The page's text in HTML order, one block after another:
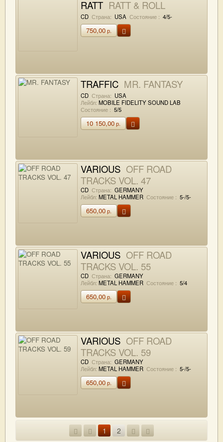
RATT RATT & ROLL
CD Страна: USA Состояние : 4/5-
750,00р.
TRAFFIC MR. FANTASY
CD Страна: USA
Лейбл: MOBILE FIDELITY SOUND LAB
Состояние : 5/5
10 150,00р.
VARIOUS OFF ROAD
TRACKS VOL. 47
CD Страна: GERMANY
Лейбл: METAL HAMMER Состояние : 5-/5-
650,00р.
VARIOUS OFF ROAD
TRACKS VOL. 55
CD Страна: GERMANY
Лейбл: METAL HAMMER Состояние : 5/4
650,00р.
VARIOUS OFF ROAD
TRACKS VOL. 59
CD Страна: GERMANY
Лейбл: METAL HAMMER Состояние : 5-/5-
650,00р.
1 2